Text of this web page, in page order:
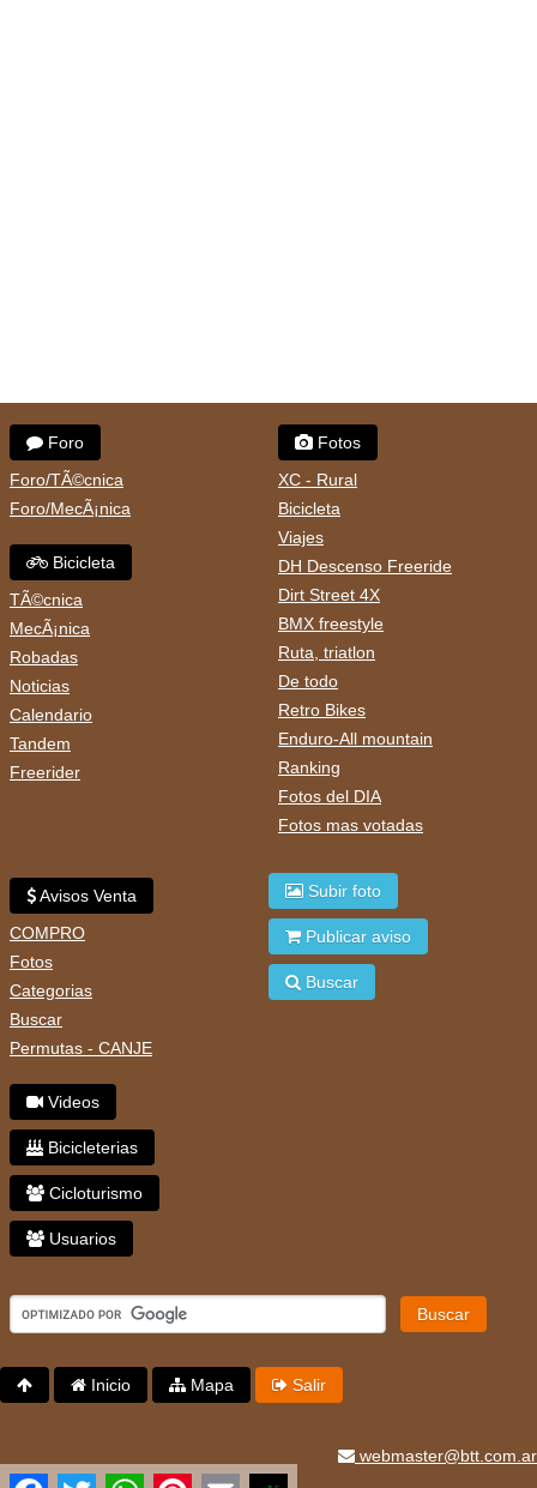
Foro
Foro/TÃ©cnica
Foro/MecÃ¡nica
Bicicleta
TÃ©cnica
MecÃ¡nica
Robadas
Noticias
Calendario
Tandem
Freerider
Fotos
XC - Rural
Bicicleta
Viajes
DH Descenso Freeride
Dirt Street 4X
BMX freestyle
Ruta, triatlon
De todo
Retro Bikes
Enduro-All mountain
Ranking
Fotos del DIA
Fotos mas votadas
Avisos Venta
COMPRO
Fotos
Categorias
Buscar
Permutas - CANJE
Videos
Bicicleterias
Cicloturismo
Usuarios
Subir foto
Publicar aviso
Buscar
Buscar
Inicio Mapa Salir
webmaster@btt.com.ar
Facebook
Twitter WhatsApp
PinterestEmail